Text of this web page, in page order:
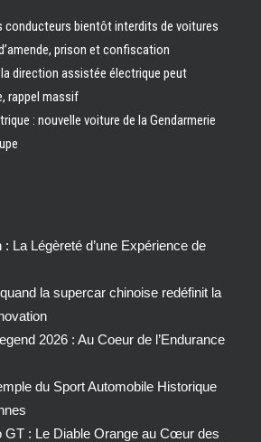
conducteurs bientôt interdits de voitures
prison et confiscation
direction assistée électrique peut
rappel massif
: nouvelle voiture de la Gendarmerie
La Légèreté d’une Expérience de
la supercar chinoise redéfinit la
2026 : Au Coeur de l’Endurance
du Sport Automobile Historique
GT : Le Diable Orange au Cœur des